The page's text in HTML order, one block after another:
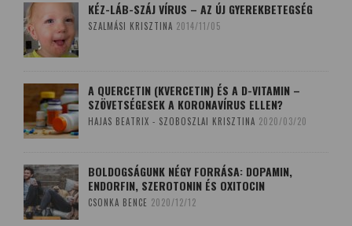
KÉZ-LÁB-SZÁJ VÍRUS – AZ ÚJ GYEREKBETEGSÉG
SZALMÁSI KRISZTINA 2014/11/05
A QUERCETIN (KVERCETIN) ÉS A D-VITAMIN –
SZÖVETSÉGESEK A KORONAVÍRUS ELLEN?
HAJAS BEATRIX - SZOBOSZLAI KRISZTINA 2020/03/20
BOLDOGSÁGUNK NÉGY FORRÁSA: DOPAMIN,
ENDORFIN, SZEROTONIN ÉS OXITOCIN
CSONKA BENCE 2020/12/12